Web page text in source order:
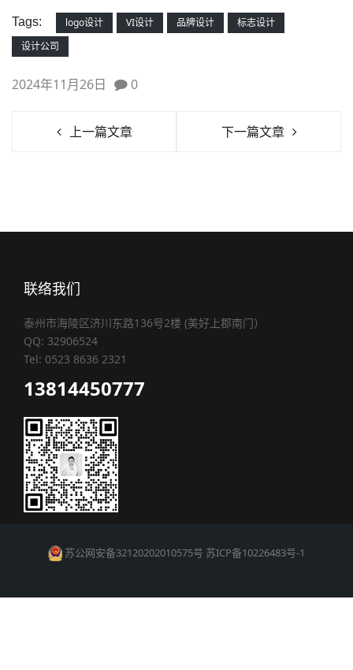
Tags: logo设计 VI设计 品牌设计
标志设计
设计公司
2024年11月26日 0
上一篇文章 下一篇文章
联络我们
泰州市海陵区济川东路136号2楼 (美好上郡南门）
QQ: 32906524
Tel: 0523 8636 2321
13814450777
苏公网安备32120202010575号 苏ICP备10226483号-1